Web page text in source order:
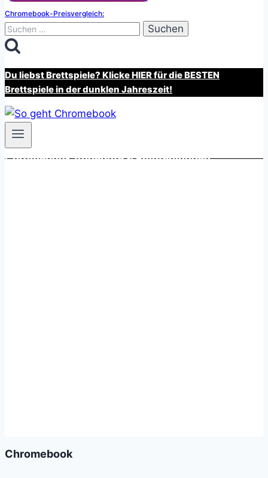
Chromebook-Preisvergleich:
Suchen
nach:
Du liebst Brettspiele? Klicke HIER für die BESTEN
Brettspiele in der dunklen Jahreszeit!
Chromebook Angebote & Empfehlungen
Chromebook